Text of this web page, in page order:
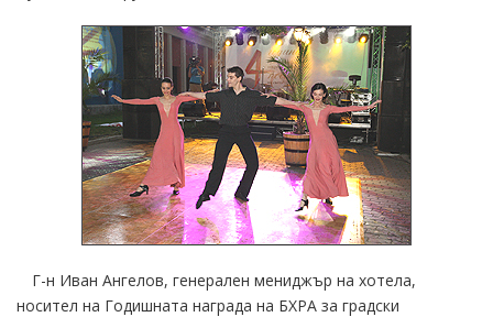
Г-н Иван Ангелов, генерален мениджър на хотела,
носител на Годишната награда на БХРА за градски